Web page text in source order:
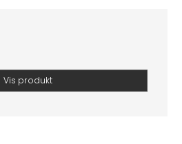
Vis produkt